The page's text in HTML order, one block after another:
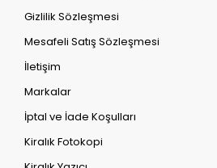
Gizlilik Sözleşmesi
Mesafeli Satış Sözleşmesi
İletişim
Markalar
İptal ve İade Koşulları
Kiralık Fotokopi